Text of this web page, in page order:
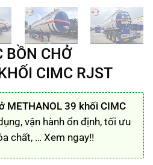
BỒN CHỞ
CIMC RJST
METHANOL 39 khối CIMC
vận hành ổn định, tối ưu
chất, … Xem ngay!!